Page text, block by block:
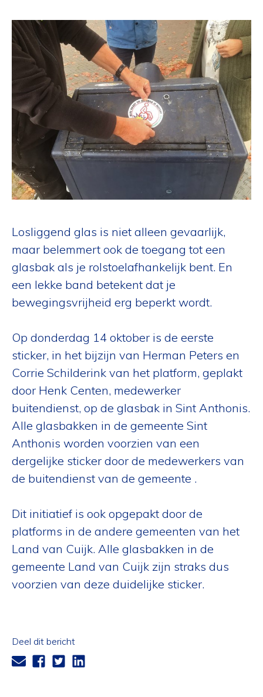
Losliggend glas is niet alleen gevaarlijk,
maar belemmert ook de toegang tot een
glasbak als je rolstoelafhankelijk bent. En
een lekke band betekent dat je
bewegingsvrijheid erg beperkt wordt.
Op donderdag 14 oktober is de eerste
sticker, in het bijzijn van Herman Peters en
Corrie Schilderink van het platform, geplakt
door Henk Centen, medewerker
buitendienst, op de glasbak in Sint Anthonis.
Alle glasbakken in de gemeente Sint
Anthonis worden voorzien van een
dergelijke sticker door de medewerkers van
de buitendienst van de gemeente .
Dit initiatief is ook opgepakt door de
platforms in de andere gemeenten van het
Land van Cuijk. Alle glasbakken in de
gemeente Land van Cuijk zijn straks dus
voorzien van deze duidelijke sticker.
Deel dit bericht